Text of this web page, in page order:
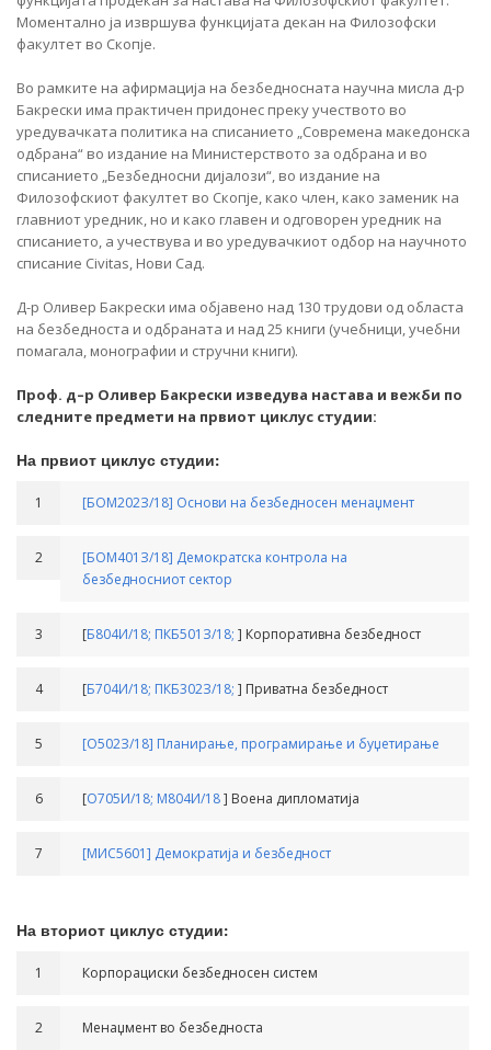
Моментално ја извршува функцијата декан на Филозофски
факултет во Скопје.
Во рамките на афирмација на безбедносната научна мисла д-р
Бакрески има практичен придонес преку учеството во
уредувачката политика на списанието „Современа македонска
одбрана“ во издание на Министерството за одбрана и во
списанието „Безбедносни дијалози“, во издание на
Филозофскиот факултет во Скопје, како член, како заменик на
главниот уредник, но и како главен и одговорен уредник на
списанието, а учествува и во уредувачкиот одбор на научното
списание Civitas, Нови Сад.
Д-р Оливер Бакрески има објавено над 130 трудови од областа
на безбедноста и одбраната и над 25 книги (учебници, учебни
помагала, монографии и стручни книги).
Проф. д–р Оливер Бакрески изведува настава и вежби по
следните предмети на првиот циклус студии:
На првиот циклус студии:
1 [БОМ202З/18] Основи на безбедносен менаџмент
2
[БОМ401З/18] Демократска контрола на
безбедносниот сектор
3 [Б804И/18; ПКБ501З/18; ] Корпоративна безбедност
4 [Б704И/18; ПКБ302З/18; ] Приватна безбедност
5 [О502З/18] Планирање, програмирање и буџетирање
6 [О705И/18; М804И/18] Воена дипломатија
7 [МИС5601] Демократија и безбедност
На вториот циклус студии:
1 Корпорациски безбедносен систем
2 Менаџмент во безбедноста